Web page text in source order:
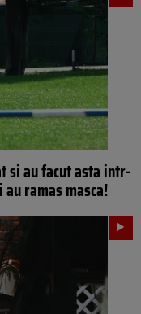
si au facut asta intr-
ramas masca!